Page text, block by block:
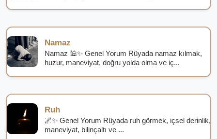
Namaz
Namaz 🕌✨ Genel Yorum Rüyada namaz kılmak,
huzur, maneviyat, doğru yolda olma ve iç...
Ruh
🌌✨ Genel Yorum Rüyada ruh görmek, içsel derinlik,
maneviyat, bilinçaltı ve ...